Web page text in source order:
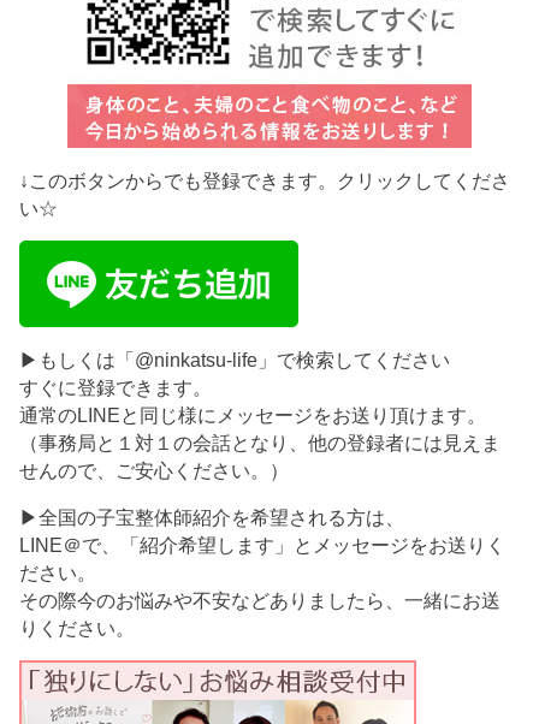
↓このボタンからでも登録できます。クリックしてくださ
い☆
▶もしくは「@ninkatsu-life」で検索してください
すぐに登録できます。
通常のLINEと同じ様にメッセージをお送り頂けます。
（事務局と１対１の会話となり、他の登録者には見えま
せんので、ご安心ください。）
▶全国の子宝整体師紹介を希望される方は、
LINE＠で、「紹介希望します」とメッセージをお送りく
ださい。
その際今のお悩みや不安などありましたら、一緒にお送
りください。